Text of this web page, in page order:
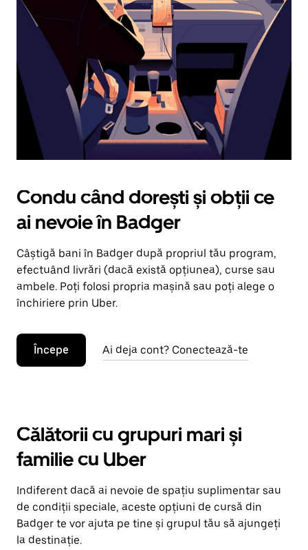
în
jos.
Închide
calendarul
apăsând
pe
butonul
Escape.
Condu când dorești și obții ce
ai nevoie în Badger
Câștigă bani în Badger după propriul tău program,
efectuând livrări (dacă există opțiunea), curse sau
ambele. Poți folosi propria mașină sau poți alege o
închiriere prin Uber.
Începe Ai deja cont? Conectează-te
Călătorii cu grupuri mari și
familie cu Uber
Indiferent dacă ai nevoie de spațiu suplimentar sau
de condiții speciale, aceste opțiuni de cursă din
Badger te vor ajuta pe tine și grupul tău să ajungeți
la destinație.